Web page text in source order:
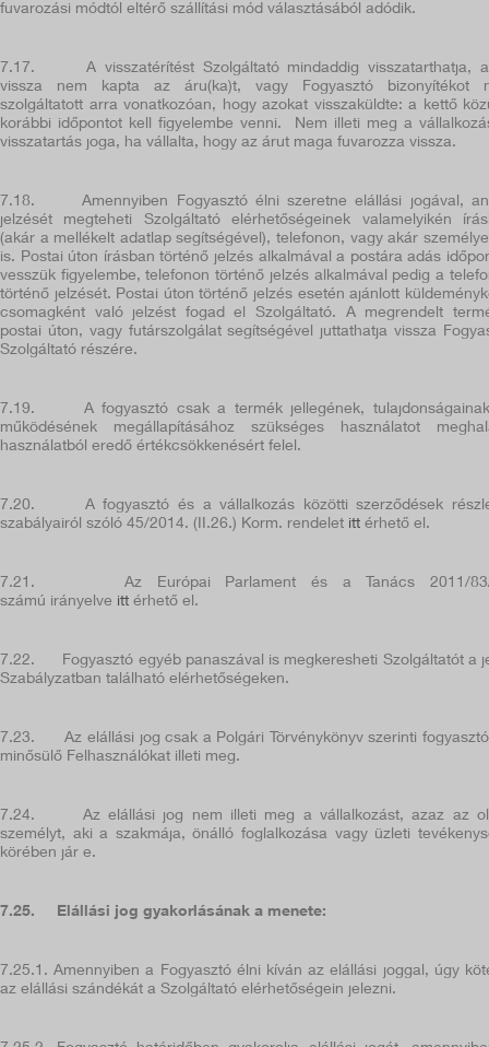
fuvarozási módtól eltérő szállítási mód választásából adódik.
7.17.
A visszatérítést Szolgáltató mindaddig visszatarthatja,
vissza nem kapta az áru(ka)t, vagy Fogyasztó bizonyítékot
szolgáltatott arra vonatkozóan, hogy azokat visszaküldte: a kettő
korábbi időpontot kell figyelembe venni.
Nem illeti meg a
visszatartás joga, ha vállalta, hogy az árut maga fuvarozza vissza.
7.18.
Amennyiben Fogyasztó élni szeretne elállási jogával,
jelzését megteheti Szolgáltató elérhetőségeinek valamelyikén
(akár a mellékelt adatlap segítségével), telefonon, vagy akár
is. Postai úton írásban történő jelzés alkalmával a postára adás
vesszük figyelembe, telefonon történő jelzés alkalmával pedig a
történő jelzését. Postai úton történő jelzés esetén ajánlott
csomagként való jelzést fogad el Szolgáltató. A megrendelt
postai úton, vagy futárszolgálat segítségével juttathatja vissza
Szolgáltató részére.
7.19.
A fogyasztó csak a termék jellegének,
működésének megállapításához szükséges használatot
használatból eredő értékcsökkenésért felel.
7.20.
A fogyasztó és a vállalkozás közötti szerződések
szabályairól szóló 45/2014. (II.26.) Korm. rendelet itt érhető el.
7.21.
Az Európai Parlament és a Tanács 2011/
számú irányelve itt érhető el.
7.22.
Fogyasztó egyéb panaszával is megkeresheti Szolgáltatót a
Szabályzatban található elérhetőségeken.
7.23.
Az elállási jog csak a Polgári Törvénykönyv szerinti
minősülő Felhasználókat illeti meg.
7.24.
Az elállási jog nem illeti meg a vállalkozást, azaz az
személyt, aki a szakmája, önálló foglalkozása vagy üzleti
körében jár e.
7.25. Elállási jog gyakorlásának a menete:
7.25.1. Amennyiben a Fogyasztó élni kíván az elállási joggal, úgy
az elállási szándékát a Szolgáltató elérhetőségein jelezni.